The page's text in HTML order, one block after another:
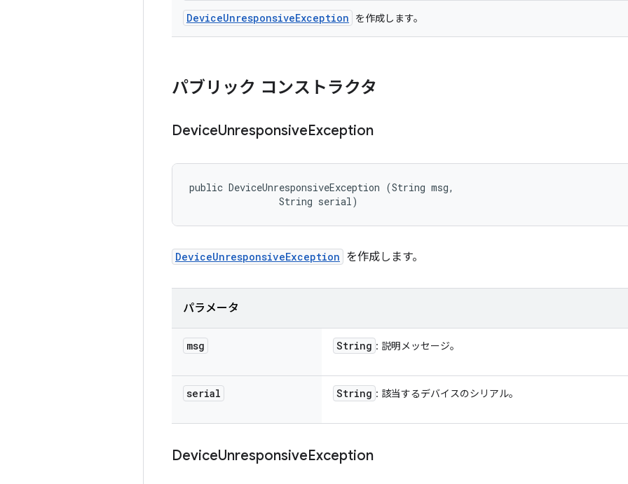
DeviceUnresponsiveException
を作成します。
パブリック コンストラクタ
DeviceUnresponsiveException
public DeviceUnresponsiveException (String msg,
                String serial)
DeviceUnresponsiveException を作成します。
パラメータ
msg String : 説明メッセージ。
serial String : 該当するデバイスのシリアル。
DeviceUnresponsiveException